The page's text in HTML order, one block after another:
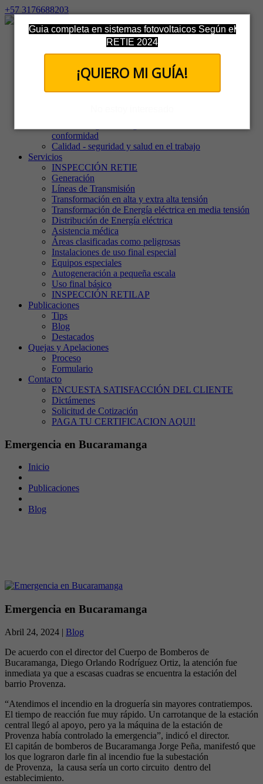
Guia completa en sistemas fotovoltaicos Según el
RETIE 2024
¡QUIERO MI GUÍA!
+57 3176688203
Quienes somos
Misión y visión
Política de tratamiento de datos
conformidad
Calidad - seguridad y salud en el trabajo
Servicios
INSPECCIÓN RETIE
Generación
Líneas de Transmisión
Transformación en alta y extra alta tensión
Transformación de Energía eléctrica en media tensión
Distribución de Energía eléctrica
Asistencia médica
Áreas clasificadas como peligrosas
Instalaciones de uso final especial
Equipos especiales
Autogeneración a pequeña escala
Uso final básico
INSPECCIÓN RETILAP
Publicaciones
Tips
Blog
Destacados
Quejas y Apelaciones
Proceso
Formulario
Contacto
ENCUESTA SATISFACCIÓN DEL CLIENTE
Dictámenes
Solicitud de Cotización
PAGA TU CERTIFICACION AQUI!
Emergencia en Bucaramanga
Inicio
Publicaciones
Blog
Emergencia en Bucaramanga
Abril 24, 2024 | Blog
De acuerdo con el director del Cuerpo de Bomberos de
Bucaramanga, Diego Orlando Rodríguez Ortiz, la atención fue
inmediata ya que a escasas cuadras se encuentra la estación del
barrio Provenza.
“Atendimos el incendio en la droguería sin mayores contratiempos.
El tiempo de reacción fue muy rápido. Un carrotanque de la estación
central llegó al apoyo, pero ya la máquina de la estación de
Provenza había controlado la emergencia”, indicó el director.
El capitán de bomberos de Bucaramanga Jorge Peña, manifestó que
los que lograron darle fin al incendio fue la subestación
de Provenza, la causa sería un corto circuito dentro del
establecimiento.